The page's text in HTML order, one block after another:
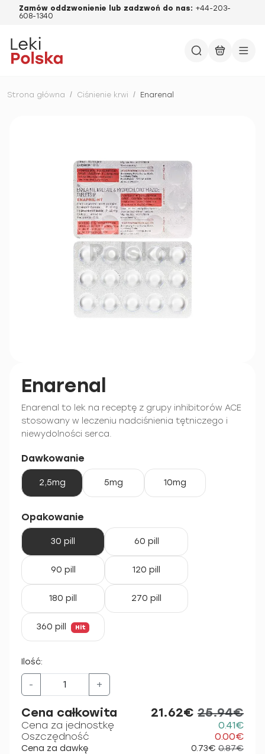
Zamów oddzwonienie lub zadzwoń do nas: +44-203-
608-1340
Strona główna / Ciśnienie krwi / Enarenal
Enarenal
Enarenal to lek na receptę z grupy inhibitorów ACE
stosowany w leczeniu nadciśnienia tętniczego i
niewydolności serca.
Dawkowanie
2,5mg 5mg 10mg
Opakowanie
30 pill 60 pill
90 pill 120 pill
180 pill 270 pill
360 pill Hit
Ilość:
- +
Cena całkowita 21.62€ 25.94€
Cena za jednostkę
0.41€
Oszczędność
0.00€
Cena za dawkę 0.73€ 0.87€